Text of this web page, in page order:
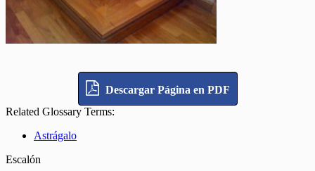
Descargar Página en PDF
Related Glossary Terms:
Astrágalo
Escalón